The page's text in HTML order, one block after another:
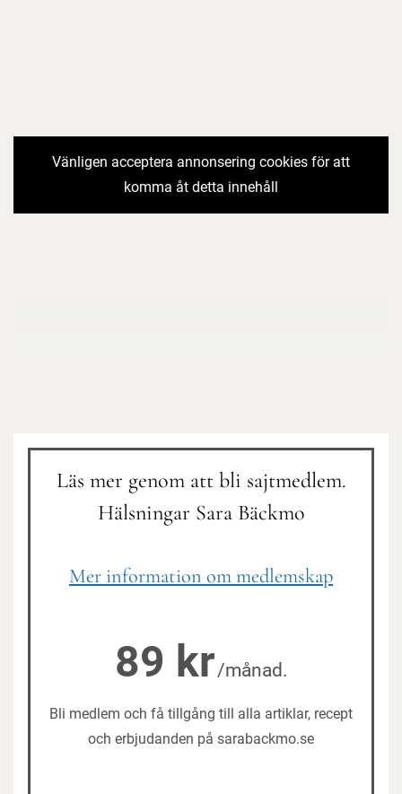
Vänligen acceptera annonsering cookies för att
komma åt detta innehåll
Läs mer genom att bli sajtmedlem.
Hälsningar Sara Bäckmo
Mer information om medlemskap
89 kr/månad.
Bli medlem och få tillgång till alla artiklar, recept
och erbjudanden på sarabackmo.se